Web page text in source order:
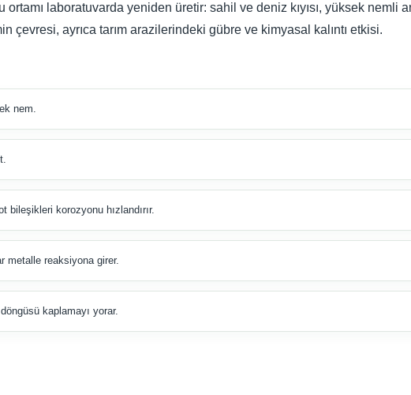
laboratuvarda yeniden üretir: sahil ve deniz kıyısı, yüksek nemli
çevresi, ayrıca tarım arazilerindeki gübre ve kimyasal kalıntı etkisi.
nem.
korozyonu hızlandırır.
metalle reaksiyona girer.
kaplamayı yorar.